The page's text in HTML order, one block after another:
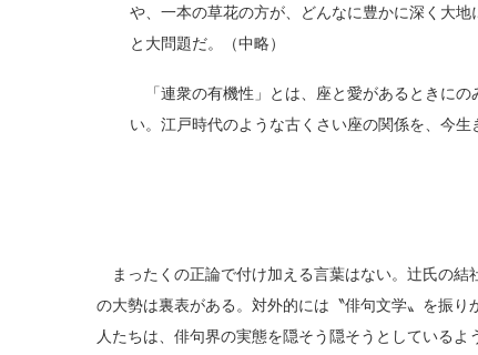
や、一本の草花の方が、どんなに豊かに深く大
と大問題だ。（中略）
「連衆の有機性」とは、座と愛があるときに
い。江戸時代のような古くさい座の関係を、今
まったくの正論で付け加える言葉はない。辻氏の
の大勢は裏表がある。対外的には〝俳句文学〟を振
人たちは、俳句界の実態を隠そう隠そうとしている